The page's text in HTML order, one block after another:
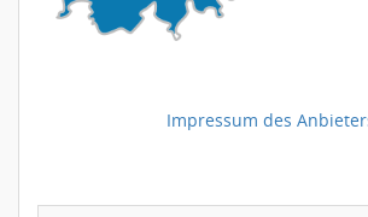
Impressum des